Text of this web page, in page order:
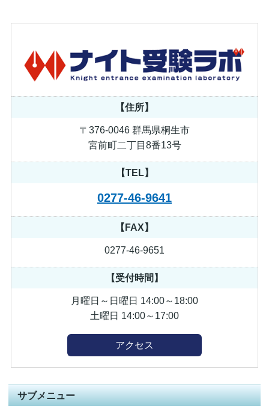
【住所】
〒376-0046 群馬県桐生市
宮前町二丁目8番13号
【TEL】
0277-46-9641
【FAX】
0277-46-9651
【受付時間】
月曜日～日曜日 14:00～18:00
土曜日 14:00～17:00
アクセス
サブメニュー